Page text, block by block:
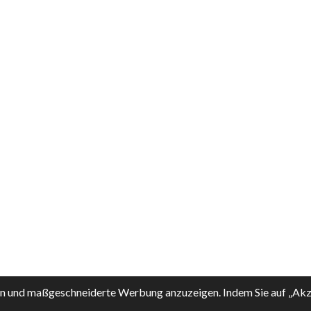
maßgeschneiderte Werbung anzuzeigen. Indem Sie auf